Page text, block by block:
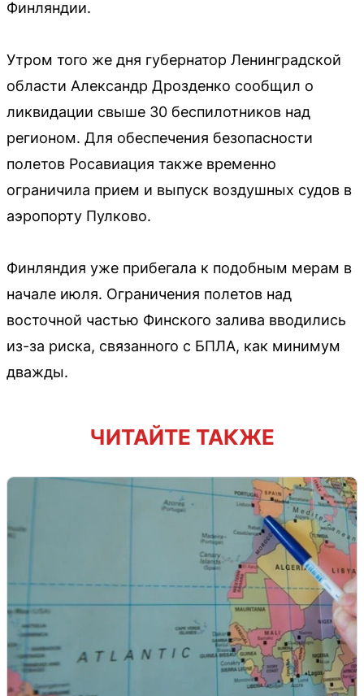
Финляндии.
Утром того же дня губернатор Ленинградской
области Александр Дрозденко сообщил о
ликвидации свыше 30 беспилотников над
регионом. Для обеспечения безопасности
полетов Росавиация также временно
ограничила прием и выпуск воздушных судов в
аэропорту Пулково.
Финляндия уже прибегала к подобным мерам в
начале июля. Ограничения полетов над
восточной частью Финского залива вводились
из-за риска, связанного с БПЛА, как минимум
дважды.
ЧИТАЙТЕ ТАКЖЕ